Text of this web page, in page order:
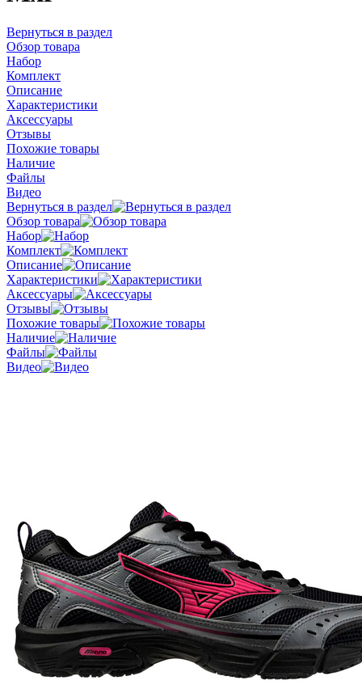
Вернуться в раздел
Обзор товара
Набор
Комплект
Описание
Характеристики
Аксессуары
Отзывы
Похожие товары
Наличие
Файлы
Видео
Вернуться в раздел
Обзор товара
Набор
Комплект
Описание
Характеристики
Аксессуары
Отзывы
Похожие товары
Наличие
Файлы
Видео